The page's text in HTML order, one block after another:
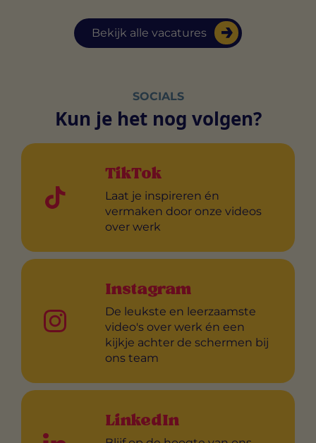
Bekijk alle vacatures
SOCIALS
Kun je het nog volgen?
TikTok
Laat je inspireren én
vermaken door onze videos
over werk
Instagram
De leukste en leerzaamste
video's over werk én een
kijkje achter de schermen bij
ons team
LinkedIn